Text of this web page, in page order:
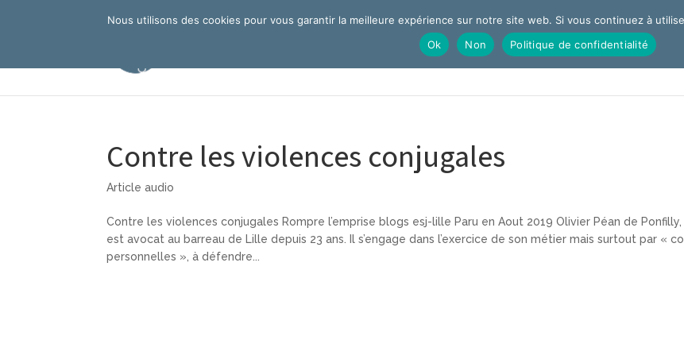
Accueil
Contre les violences conjugales
Article audio
Contre les violences conjugales Rompre l’emprise blogs esj-lille Paru en Aout 2019 Olivier Péan de Ponfilly,
est avocat au barreau de Lille depuis 23 ans. Il s’engage dans l’exercice de son métier mais surtout par «
personnelles », à défendre...
Nous utilisons des cookies pour vous garantir la meilleure expérience sur notre site web. Si vous continuez à
Ok
Non Politique de confidentialité